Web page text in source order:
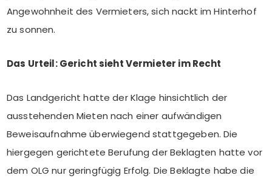
Angewohnheit des Vermieters, sich nackt im Hinterhof
zu sonnen.
Das Urteil: Gericht sieht Vermieter im Recht
Das Landgericht hatte der Klage hinsichtlich der
ausstehenden Mieten nach einer aufwändigen
Beweisaufnahme überwiegend stattgegeben. Die
hiergegen gerichtete Berufung der Beklagten hatte vor
dem OLG nur geringfügig Erfolg. Die Beklagte habe die